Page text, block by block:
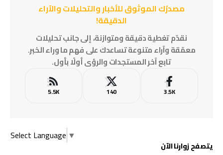
مصدرُك الموثوق للأخبار والتحليلات والآراء
الدقيقة!
نقدّم تغطية دقيقة ومتوازنة، إلى جانب تحليلات
معمّقة وآراء متنوعة تساعدك على فهم ما وراء الخبر.
تابع آخر المستجدات والرؤى أولًا بأول.
3.5K
140
5.5K
Select Language ▼
يتصفح زوارنا الآن